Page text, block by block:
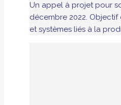
Un appel à projet pour
décembre 2022.
et systèmes liés à la